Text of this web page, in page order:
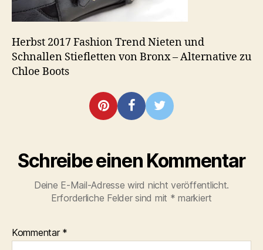
Herbst 2017 Fashion Trend Nieten und
Schnallen Stiefletten von Bronx – Alternative zu
Chloe Boots
Schreibe einen Kommentar
Deine E-Mail-Adresse wird nicht veröffentlicht.
Erforderliche Felder sind mit * markiert
Kommentar *